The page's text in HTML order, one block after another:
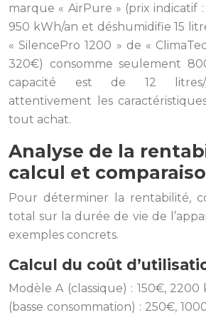
marque « AirPure » (prix indicatif
950 kWh/an et déshumidifie 15
« SilencePro 1200 » de «
320€) consomme seulement
capacité est de 12 litres/
attentivement les
tout achat.
Analyse de la
calcul et
Pour déterminer la rentabilité,
total sur la durée de vie de
exemples concrets.
Calcul du coût
Modèle A (classique) : 150€,
(basse consommation) : 250€,